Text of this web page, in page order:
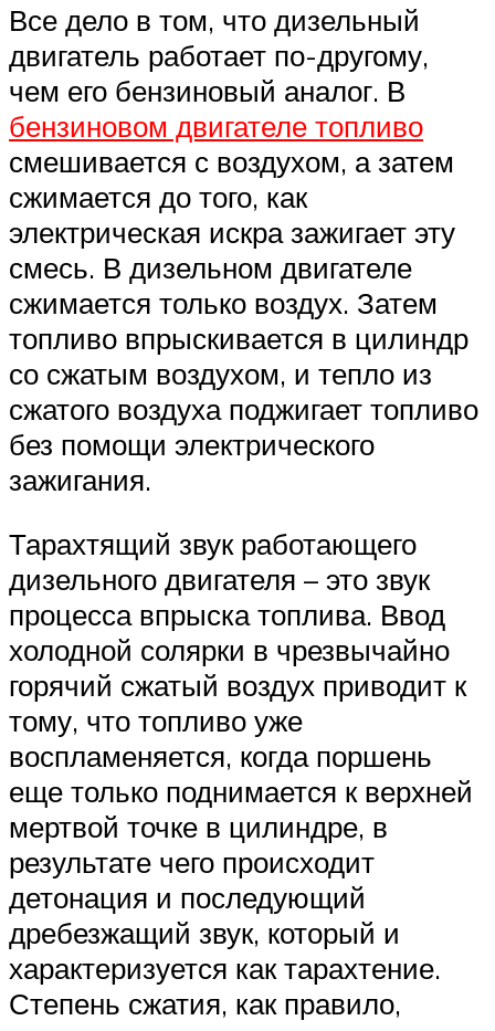
Все дело в том, что дизельный
двигатель работает по-другому,
чем его бензиновый аналог. В
бензиновом двигателе топливо
смешивается с воздухом, а затем
сжимается до того, как
электрическая искра зажигает эту
смесь. В дизельном двигателе
сжимается только воздух. Затем
топливо впрыскивается в цилиндр
со сжатым воздухом, и тепло из
сжатого воздуха поджигает топливо
без помощи электрического
зажигания.
Тарахтящий звук работающего
дизельного двигателя – это звук
процесса впрыска топлива. Ввод
холодной солярки в чрезвычайно
горячий сжатый воздух приводит к
тому, что топливо уже
воспламеняется, когда поршень
еще только поднимается к верхней
мертвой точке в цилиндре, в
результате чего происходит
детонация и последующий
дребезжащий звук, который и
характеризуется как тарахтение.
Степень сжатия, как правило,